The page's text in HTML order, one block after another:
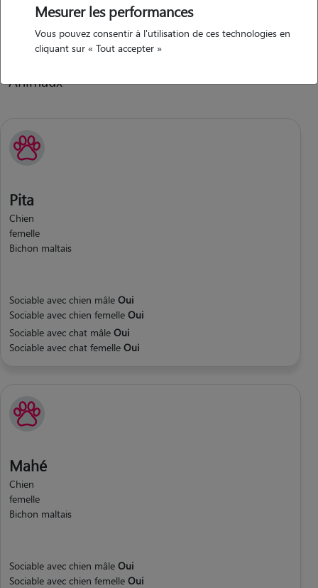
petit bichon qui se nomme pita. très sociable avec ses autres copains.
Animaux
Pita
Chien
femelle
Bichon maltais
Sociable avec chien mâle Oui
Sociable avec chien femelle Oui
Sociable avec chat mâle Oui
Sociable avec chat femelle Oui
Mahé
Chien
femelle
Bichon maltais
Sociable avec chien mâle Oui
Sociable avec chien femelle Oui
Mesurer les performances
Vous pouvez consentir à l'utilisation de ces technologies en
cliquant sur « Tout accepter »